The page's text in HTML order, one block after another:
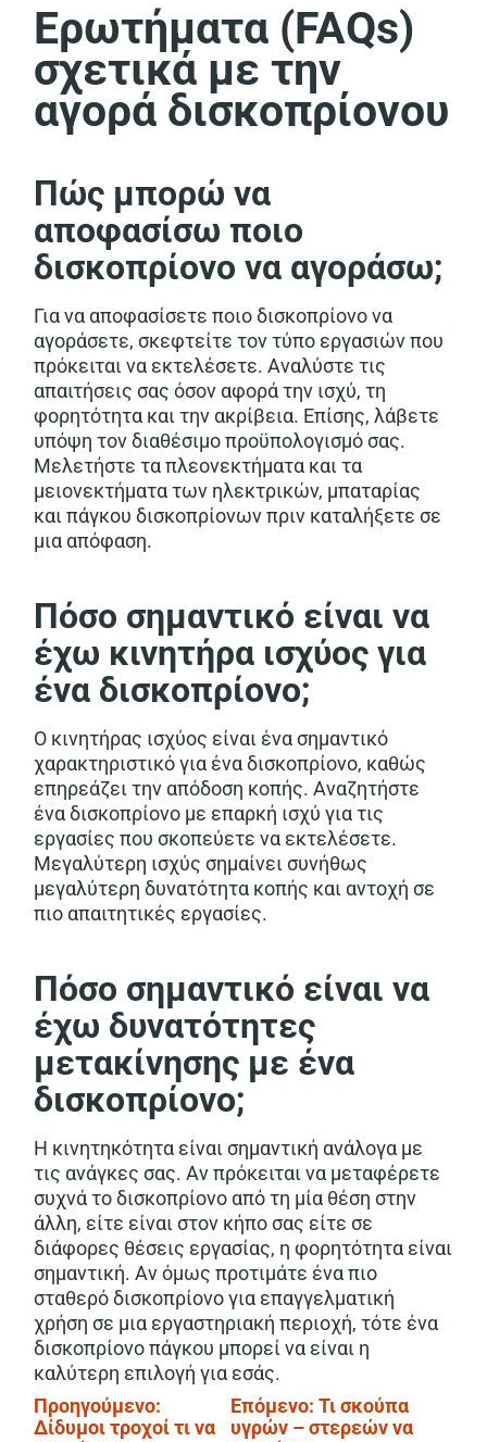
Ερωτήματα (FAQs)
σχετικά με την
αγορά δισκοπρίονου
Πώς μπορώ να
αποφασίσω ποιο
δισκοπρίονο να αγοράσω;
Για να αποφασίσετε ποιο δισκοπρίονο να
αγοράσετε, σκεφτείτε τον τύπο εργασιών που
πρόκειται να εκτελέσετε. Αναλύστε τις
απαιτήσεις σας όσον αφορά την ισχύ, τη
φορητότητα και την ακρίβεια. Επίσης, λάβετε
υπόψη τον διαθέσιμο προϋπολογισμό σας.
Μελετήστε τα πλεονεκτήματα και τα
μειονεκτήματα των ηλεκτρικών, μπαταρίας
και πάγκου δισκοπρίονων πριν καταλήξετε σε
μια απόφαση.
Πόσο σημαντικό είναι να
έχω κινητήρα ισχύος για
ένα δισκοπρίονο;
Ο κινητήρας ισχύος είναι ένα σημαντικό
χαρακτηριστικό για ένα δισκοπρίονο, καθώς
επηρεάζει την απόδοση κοπής. Αναζητήστε
ένα δισκοπρίονο με επαρκή ισχύ για τις
εργασίες που σκοπεύετε να εκτελέσετε.
Μεγαλύτερη ισχύς σημαίνει συνήθως
μεγαλύτερη δυνατότητα κοπής και αντοχή σε
πιο απαιτητικές εργασίες.
Πόσο σημαντικό είναι να
έχω δυνατότητες
μετακίνησης με ένα
δισκοπρίονο;
Η κινητηκότητα είναι σημαντική ανάλογα με
τις ανάγκες σας. Αν πρόκειται να μεταφέρετε
συχνά το δισκοπρίονο από τη μία θέση στην
άλλη, είτε είναι στον κήπο σας είτε σε
διάφορες θέσεις εργασίας, η φορητότητα είναι
σημαντική. Αν όμως προτιμάτε ένα πιο
σταθερό δισκοπρίονο για επαγγελματική
χρήση σε μια εργαστηριακή περιοχή, τότε ένα
δισκοπρίονο πάγκου μπορεί να είναι η
καλύτερη επιλογή για εσάς.
Πλοήγηση
Προηγούμενο:
Δίδυμοι τροχοί τι να
Επόμενο: Τι σκούπα
υγρών – στερεών να